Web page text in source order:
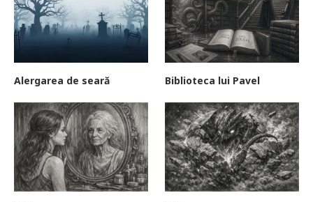
Alergarea de seară Biblioteca lui Pavel